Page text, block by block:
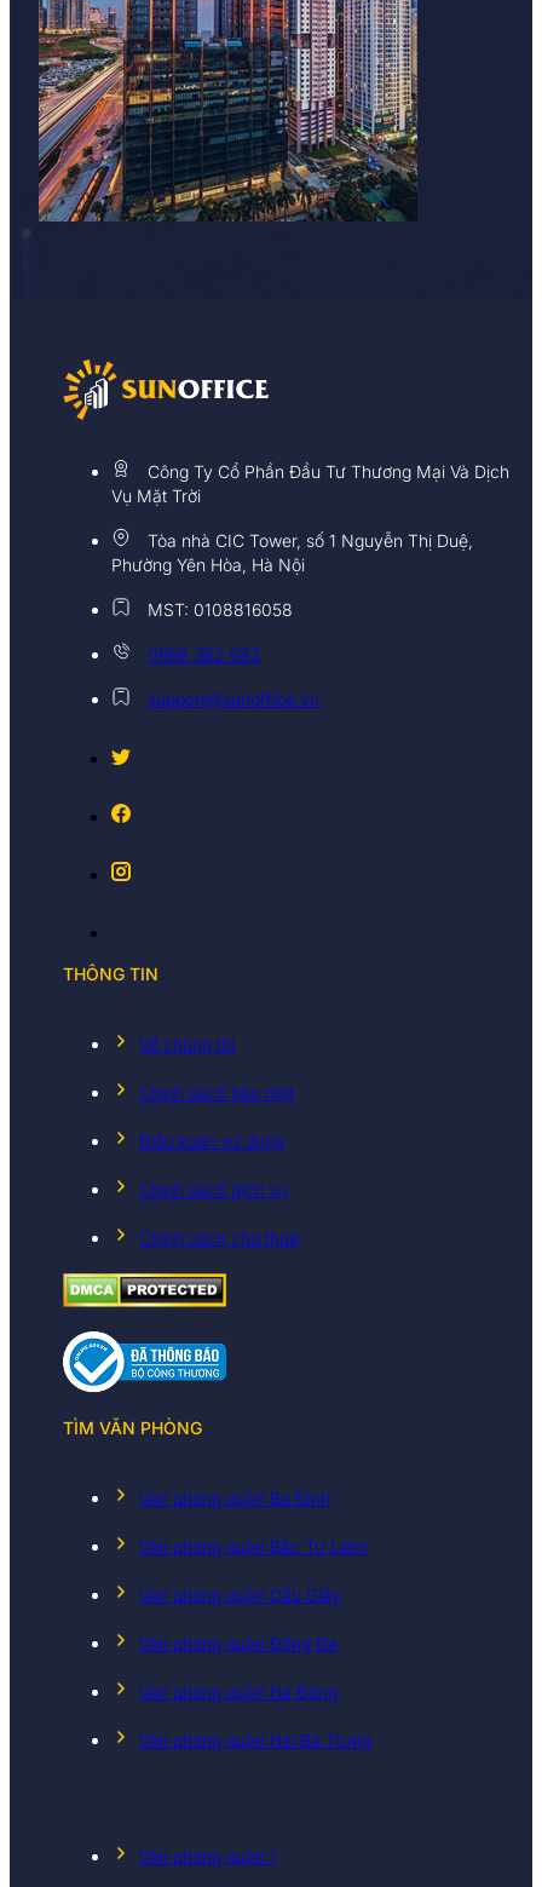
Công Ty Cổ Phần Đầu Tư Thương Mại Và Dịch
Vụ Mặt Trời
Tòa nhà CIC Tower, số 1 Nguyễn Thị Duệ,
Phường Yên Hòa, Hà Nội
MST: 0108816058
0968 382 682
support@sunoffice.vn
THÔNG TIN
Về chúng tôi
Chính sách bảo mật
Điều koản sử dụng
Chính sách dịch vụ
Chính sách cho thuê
TÌM VĂN PHÒNG
Văn phòng quận Ba Đình
Văn phòng quận Bắc Từ Liêm
Văn phòng quận Cầu Giấy
Văn phòng quận Đống Đa
Văn phòng quận Hà Đông
Văn phòng quận Hai Bà Trưng
Văn phòng quận 1